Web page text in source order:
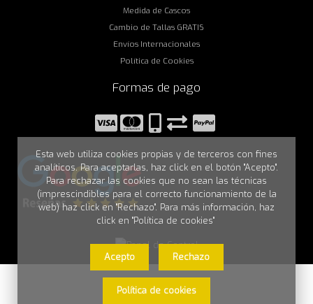
Medida de Cascos
Cambio de Tallas GRATIS
Envíos Internacionales
Política de Cookies
Formas de pago
Esta web utiliza cookies propias y de terceros con fines
analíticos. Para aceptarlas, haz click en el botón "Acepto".
Para rechazar las cookies que no sean las técnicas
(imprescindibles para el correcto funcionamiento de la
web) haz click en "Rechazo". Para más información, haz
click en "Política de cookies"
Acepto Rechazo
Política de cookies